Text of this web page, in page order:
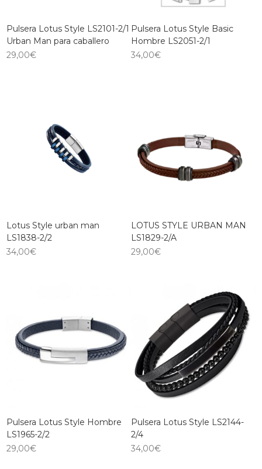
Pulsera Lotus Style LS2101-2/1
Urban Man para caballero
29,00€
Pulsera Lotus Style Basic
Hombre LS2051-2/1
34,00€
Lotus Style urban man
LS1838-2/2
34,00€
LOTUS STYLE URBAN MAN
LS1829-2/A
29,00€
Pulsera Lotus Style Hombre
LS1965-2/2
29,00€
Pulsera Lotus Style LS2144-
2/4
34,00€